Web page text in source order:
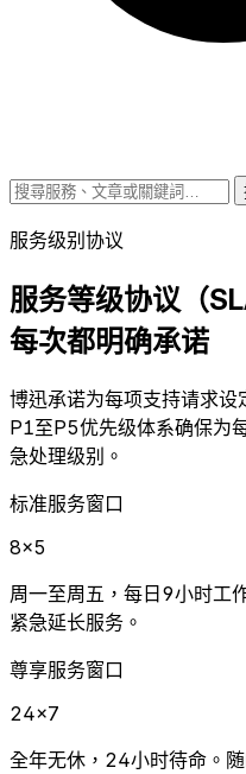
服务级别协议
服务等级协议（
每次都明确承诺
博迅承诺为每项支持请求
P1至P5优先级体系确保为
急处理级别。
标准服务窗口
8×5
周一至周五，每日9小时工
紧急延长服务。
尊享服务窗口
24×7
全年无休，24小时待命。